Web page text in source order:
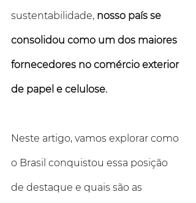
sustentabilidade, nosso país se
consolidou como um dos maiores
fornecedores no comércio exterior
de papel e celulose.
Neste artigo, vamos explorar como
o Brasil conquistou essa posição
de destaque e quais são as